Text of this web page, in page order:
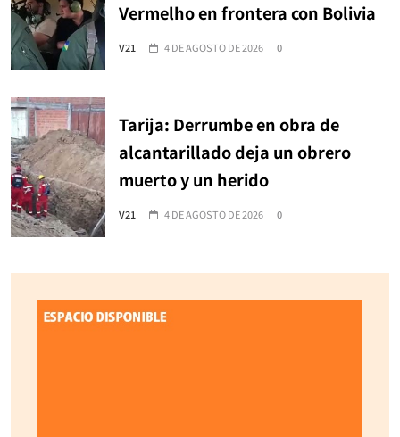
Vermelho en frontera con Bolivia
V21 4 DE AGOSTO DE 2026 0
Tarija: Derrumbe en obra de
alcantarillado deja un obrero
muerto y un herido
V21 4 DE AGOSTO DE 2026 0